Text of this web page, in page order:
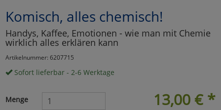
Komisch, alles chemisch!
Handys, Kaffee, Emotionen - wie man mit Chemie
wirklich alles erklären kann
Artikelnummer: 6207715
Sofort lieferbar - 2-6 Werktage
13,00 € *
Menge
Marketing
Umfragetools